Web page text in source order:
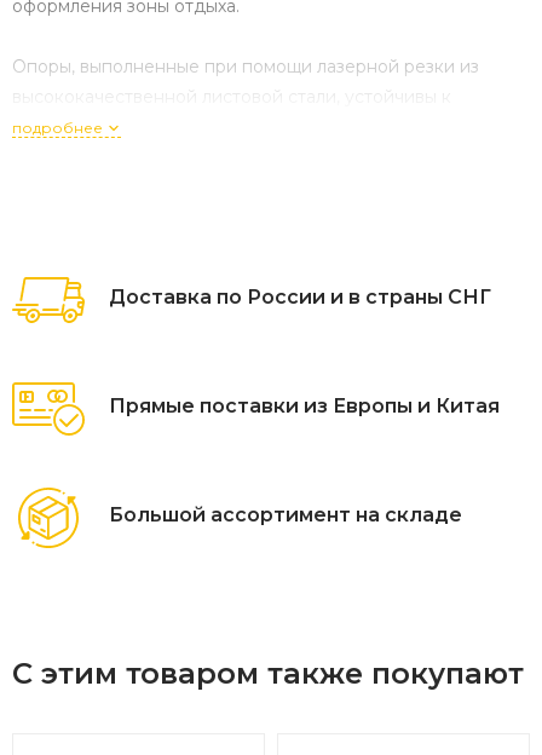
оформления зоны отдыха.
Опоры, выполненные при помощи лазерной резки из
высококачественной листовой стали, устойчивы к
воздействию механических факторов и влиянию капризов
В нашем магазине вы можете купить скамейки
«Красногорск» различных размеров и расцветок. Это
удивлять своей оригинальностью.
подробнее
Доставка по России и в страны СНГ
Прямые поставки из Европы и Китая
Большой ассортимент на складе
С этим товаром также покупают